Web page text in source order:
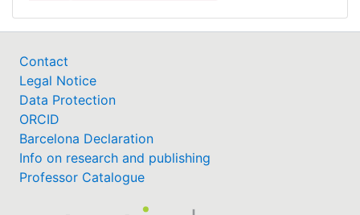
Contact
Legal Notice
Data Protection
ORCID
Barcelona Declaration
Info on research and publishing
Professor Catalogue